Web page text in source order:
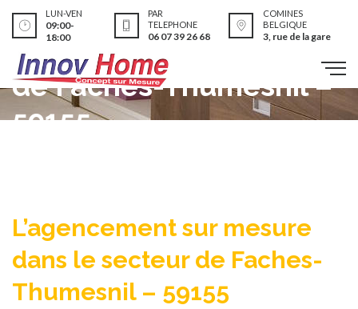
LUN-VEN
09:00-
18:00
PAR
TELEPHONE
06 07 39 26 68
COMINES
BELGIQUE
3, rue de la gare
L’agencement sur
mesure dans le secteur
de Faches-Thumesnil –
59155
L’agencement sur mesure
dans le secteur de Faches-
Thumesnil – 59155